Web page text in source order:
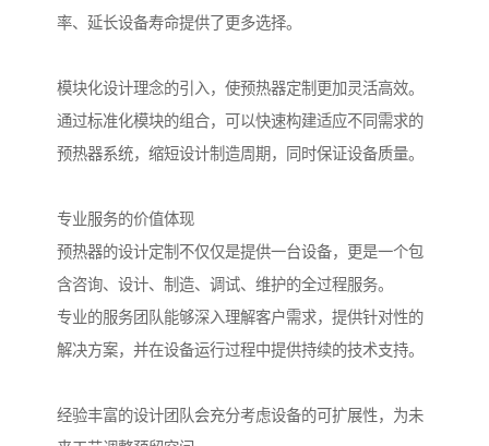
率、延长设备寿命提供了更多选择。
模块化设计理念的引入，使预热器定制更加灵活高效。
通过标准化模块的组合，可以快速构建适应不同需求的
预热器系统，缩短设计制造周期，同时保证设备质量。
专业服务的价值体现
预热器的设计定制不仅仅是提供一台设备，更是一个包
含咨询、设计、制造、调试、维护的全过程服务。
专业的服务团队能够深入理解客户需求，提供针对性的
解决方案，并在设备运行过程中提供持续的技术支持。
经验丰富的设计团队会充分考虑设备的可扩展性，为未